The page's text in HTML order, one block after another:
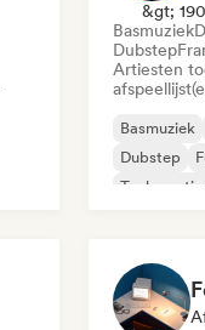
&gt;
Basmuziek
Dubstep
Artiesten
Basmuziek
Dubstep
Toekomstig